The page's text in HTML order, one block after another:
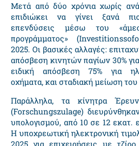
Μετά από δύο χρόνια χωρίς
επιδιώκει να γίνει ξανά
επενδύσεις μέσω του
προγράμματος»
2025. Οι βασικές αλλαγές:
απόσβεση κινητών παγίων 30%
ειδική απόσβεση 75% για
οχήματα, και σταδιακή μείωση
Παράλληλα, τα κίνητρα
(Forschungszulage)
υπολογισμού, από 10 σε 12 εκατ.
Η υποχρεωτική ηλεκτρονική
2025 για επιχειρήσεις με